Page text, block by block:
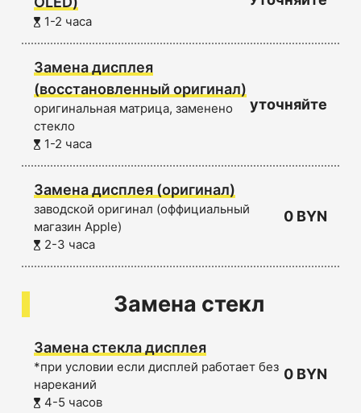
1-2 часа
Замена дисплея
(восстановленный оригинал)
оригинальная матрица, заменено
стекло
1-2 часа
уточняйте
Замена дисплея (оригинал)
заводской оригинал (оффициальный
магазин Apple)
2-3 часа
0 BYN
Замена стекл
Замена стекла дисплея
*при условии если дисплей работает без
нареканий
4-5 часов
0 BYN